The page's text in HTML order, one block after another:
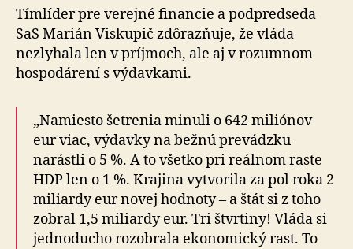
Tímlíder pre verejné financie a podpredseda
SaS Marián Viskupič zdôrazňuje, že vláda
nezlyhala len v príjmoch, ale aj v rozumnom
hospodárení s výdavkami.
„Namiesto šetrenia minuli o 642 miliónov
eur viac, výdavky na bežnú prevádzku
narástli o 5 %. A to všetko pri reálnom raste
HDP len o 1 %. Krajina vytvorila za pol roka 2
miliardy eur novej hodnoty – a štát si z toho
zobral 1,5 miliardy eur. Tri štvrtiny! Vláda si
jed­no­du­cho rozobrala ekonomický rast. To